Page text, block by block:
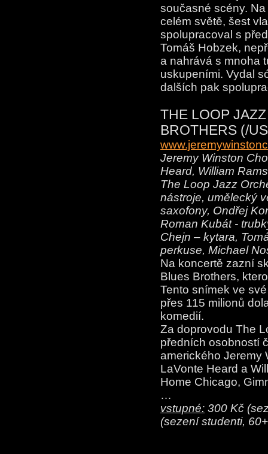
současné scény.
celém světě, šest
spolupracoval s
Tomáš Hobzek,
a nahrává s mnoha
uskupeními. Vydal
dalších pak
THE LOOP
BROTHERS (/
Jeremy Winston
Heard, William
The Loop Jazz
nástroje, umělecký
saxofony, Ondřej
Roman Kubát -
Chejn – kytara,
perkuse, Michael
Na koncertě zazní
Blues Brothers,
Tento snímek ve
přes 115 milionů
komedií.
Za doprovodu The
předních osobností
amerického Jeremy
LaVonte Heard a
Home Chicago,
…
vstupné: 300 Kč
(sezení studenti,